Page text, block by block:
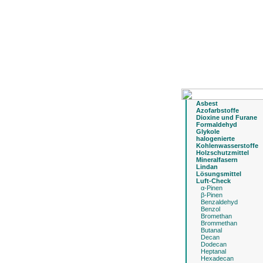
Asbest
Azofarbstoffe
Dioxine und Furane
Formaldehyd
Glykole
halogenierte
Kohlenwasserstoffe
Holzschutzmittel
Mineralfasern
Lindan
Lösungsmittel
Luft-Check
α-Pinen
β-Pinen
Benzaldehyd
Benzol
Bromethan
Brommethan
Butanal
Decan
Dodecan
Heptanal
Hexadecan